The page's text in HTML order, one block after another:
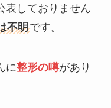
表しておりません
不明です。
に整形の噂があり